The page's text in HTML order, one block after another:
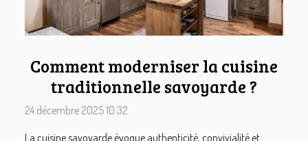
Comment moderniser la cuisine
traditionnelle savoyarde ?
24 décembre 2025 10:32
La cuisine savoyarde évoque authenticité, convivialité et